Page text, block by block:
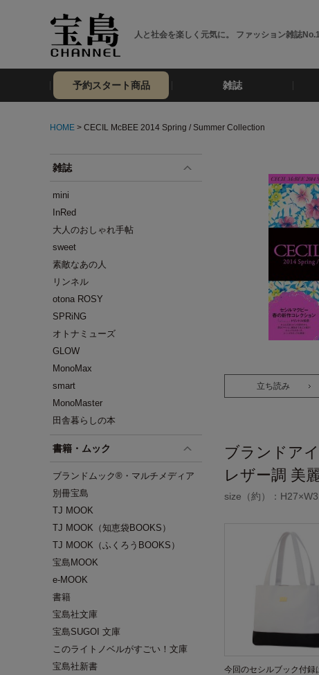
人と社会を楽しく元気に。 ファッション雑誌
予約スタート商品 雑誌
HOME > CECIL McBEE 2014 Spring / Summer Collection
雑誌
mini
InRed
大人のおしゃれ手帖
sweet
素敵なあの人
リンネル
otona ROSY
SPRiNG
オトナミューズ
GLOW
MonoMax
smart
MonoMaster
田舎暮らしの本
書籍・ムック
ブランドムック®・マルチメディア
別冊宝島
TJ MOOK
TJ MOOK（知恵袋BOOKS）
TJ MOOK（ふくろうBOOKS）
宝島MOOK
e-MOOK
書籍
宝島社文庫
宝島SUGOI 文庫
このライトノベルがすごい！文庫
宝島社新書
立ち読み
ブランドア
レザー調 美
size（約）：
今回のセシルブック付録